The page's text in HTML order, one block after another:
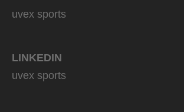
uvex sports
LINKEDIN
uvex sports